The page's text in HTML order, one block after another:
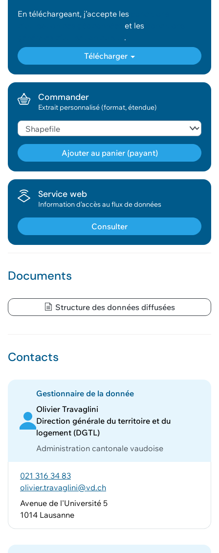
Documents
Structure des données diffusées
Contacts
Gestionnaire de la donnée
Olivier Travaglini
Direction générale du territoire et du
logement (DGTL)
Administration cantonale vaudoise
021 316 34 83
olivier.travaglini@vd.ch
Avenue de l'Université 5
1014 Lausanne
En téléchargeant, j’accepte les
et les
.
Télécharger
Commander
Extrait personnalisé (format, étendue)
Ajouter au panier (payant)
Géodonnée ajoutée au panier !
Voir le panier
Service web
Information d’accès au flux de données
Consulter